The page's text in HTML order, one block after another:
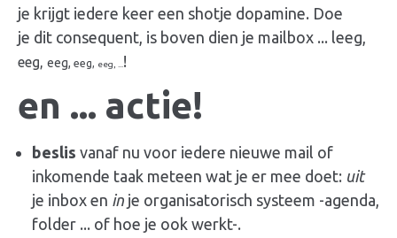
je krijgt iedere keer een shotje dopamine. Doe
je dit consequent, is boven dien je mailbox ... leeg,
eeg, eeg, eeg, eeg, ... !
en ... actie!
beslis vanaf nu voor iedere nieuwe mail of
inkomende taak meteen wat je er mee doet: uit
je inbox en in je organisatorisch systeem -agenda,
folder ... of hoe je ook werkt-.